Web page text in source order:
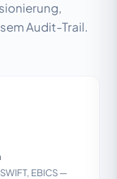
Audit-Trail.
EBICS —